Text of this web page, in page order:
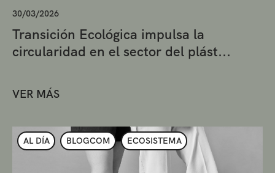
30/03/2026
Transición Ecológica impulsa la
circularidad en el sector del plást...
VER MÁS
AL DÍA BLOGCOM ECOSISTEMA